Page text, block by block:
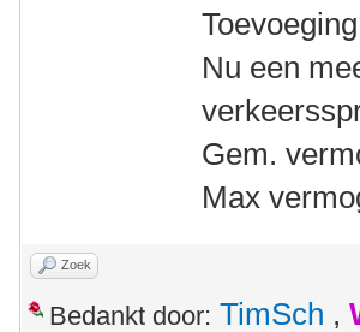
Nu een
Gem.
Max
Zoek
Bedankt door: TimSch ,